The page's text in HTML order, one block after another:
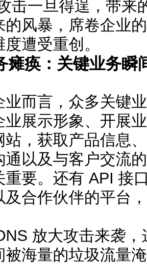
击一旦得逞，带来
的风暴，席卷企业
遭受重创。
瘫痪：关键业务瞬
业而言，众多关键
业展示形象、开展
站，获取产品信息
通以及与客户交流
重要。还有 API 接
及合作伙伴的平台
放大攻击来袭
被海量的垃圾流量